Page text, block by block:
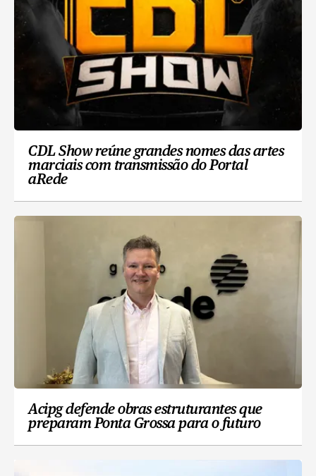
CDL Show reúne grandes nomes das artes
marciais com transmissão do Portal
aRede
Acipg defende obras estruturantes que
preparam Ponta Grossa para o futuro